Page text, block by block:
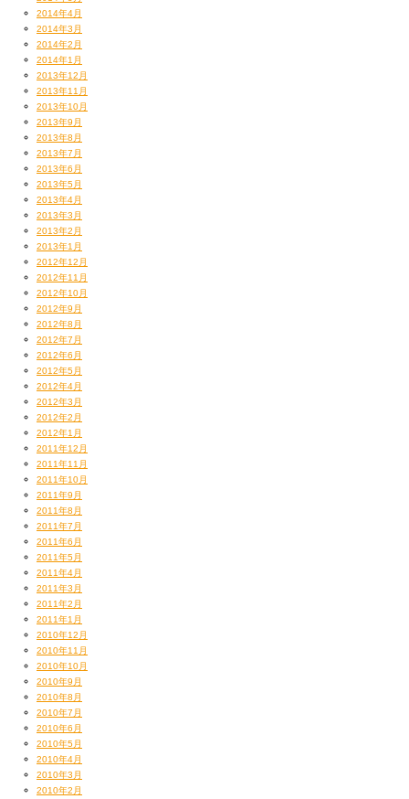
お待ちしてま〜す☆
【DJ JIN】
2014年4月
2014年3月
2014年2月
2014年1月
2013年12月
2013年11月
2013年10月
2013年9月
2013年8月
2013年7月
2013年6月
2013年5月
2013年4月
2013年3月
2013年2月
2013年1月
2012年12月
2012年11月
2012年10月
2012年9月
2012年8月
2012年7月
2012年6月
2012年5月
2012年4月
2012年3月
2012年2月
2012年1月
2011年12月
2011年11月
2011年10月
2011年9月
2011年8月
2011年7月
2011年6月
2011年5月
2011年4月
2011年3月
2011年2月
2011年1月
2010年12月
2010年11月
2010年10月
2010年9月
2010年8月
2010年7月
2010年6月
2010年5月
2010年4月
2010年3月
2010年2月